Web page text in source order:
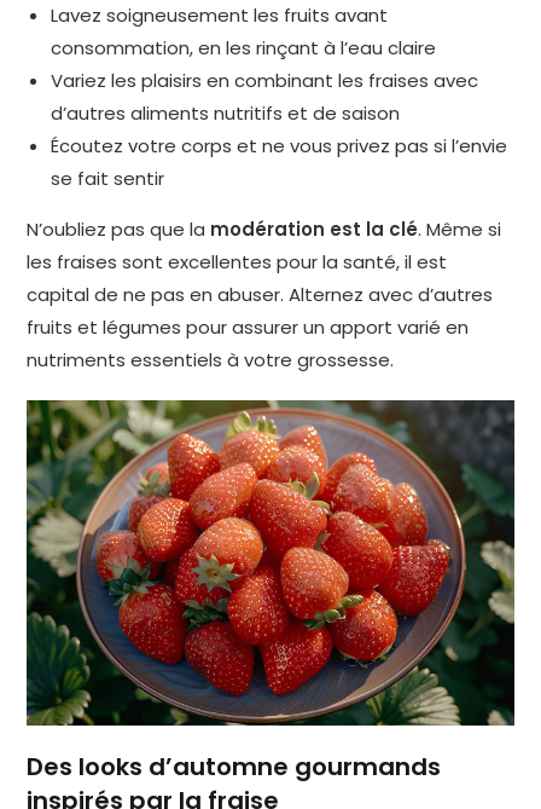
Lavez soigneusement les fruits avant
consommation, en les rinçant à l’eau claire
Variez les plaisirs en combinant les fraises avec
d’autres aliments nutritifs et de saison
Écoutez votre corps et ne vous privez pas si l’envie
se fait sentir
N’oubliez pas que la modération est la clé. Même si
les fraises sont excellentes pour la santé, il est
capital de ne pas en abuser. Alternez avec d’autres
fruits et légumes pour assurer un apport varié en
nutriments essentiels à votre grossesse.
Des looks d’automne gourmands
inspirés par la fraise